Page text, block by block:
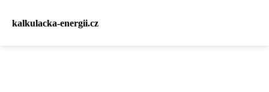
kalkulacka-energii.cz